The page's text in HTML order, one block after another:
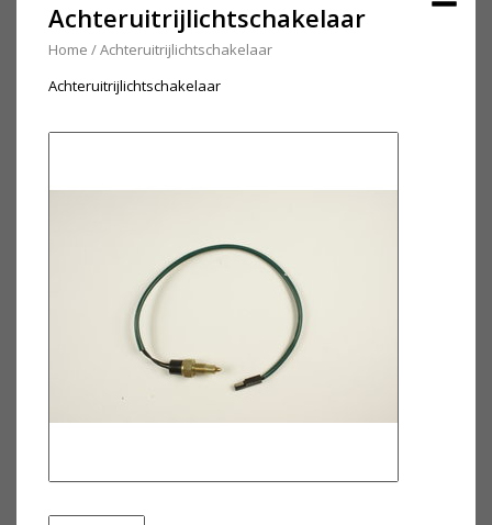
Achteruitrijlichtschakelaar
Home /Achteruitrijlichtschakelaar
Achteruitrijlichtschakelaar